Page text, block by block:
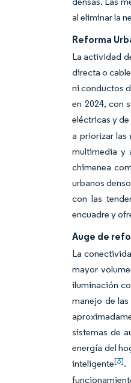
al eliminar la
Reforma
La actividad
directa o
ni conductos
en 2024, con
eléctricas y
a priorizar las
multimedia y
chimenea
urbanos
con las
encuadre y
Auge de
La
mayor
iluminación
manejo de
sistemas de
energía del
inteligente[3].